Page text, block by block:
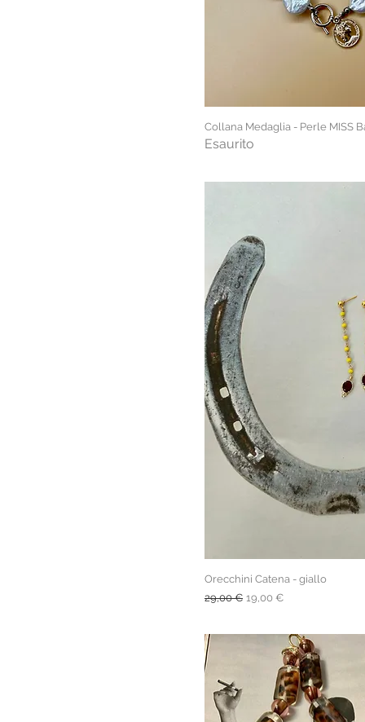
Collana Medaglia - Perle MISS
Esaurito
Orecchini Catena - giallo
Prezzo regolare
29,00 € Prezzo scontato
19,00 €